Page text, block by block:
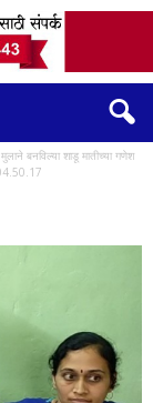
बनविल्या शाडू मातीच्या गणेश